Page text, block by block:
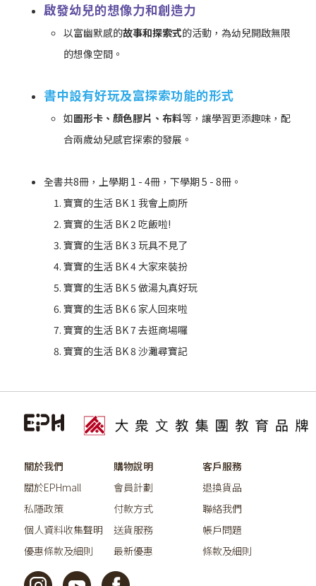
啟發幼兒的想像力和創造力
以富幽默感的故事和探索式的活動，為幼兒開啟無限
的想像空間。
書中設有好玩及富探索功能的形式
如圖形卡、顏色膠片、布料等，讓學習更添趣味，配
合兩歲幼兒感官探索的發展。
全書共8冊，上學期 1 - 4冊，下學期 5 - 8冊。
寶寶的生活 BK 1 我會上廁所
寶寶的生活 BK 2 吃飯啦!
寶寶的生活 BK 3 玩具不見了
寶寶的生活 BK 4 大家來裝扮
寶寶的生活 BK 5 做湯丸真好玩
寶寶的生活 BK 6 家人回來啦
寶寶的生活 BK 7 去逛商場囉
寶寶的生活 BK 8 沙灘尋寶記
關於我們
關於EPHmall
私隱政策
個人資料收集聲明
優惠條款及細則
購物說明
會員計劃
付款方式
送貨服務
最新優惠
客戶服務
退換貨品
聯絡我們
帳戶問題
條款及細則